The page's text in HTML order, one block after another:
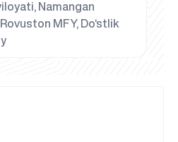
Namangan
MFY, Do‘stlik